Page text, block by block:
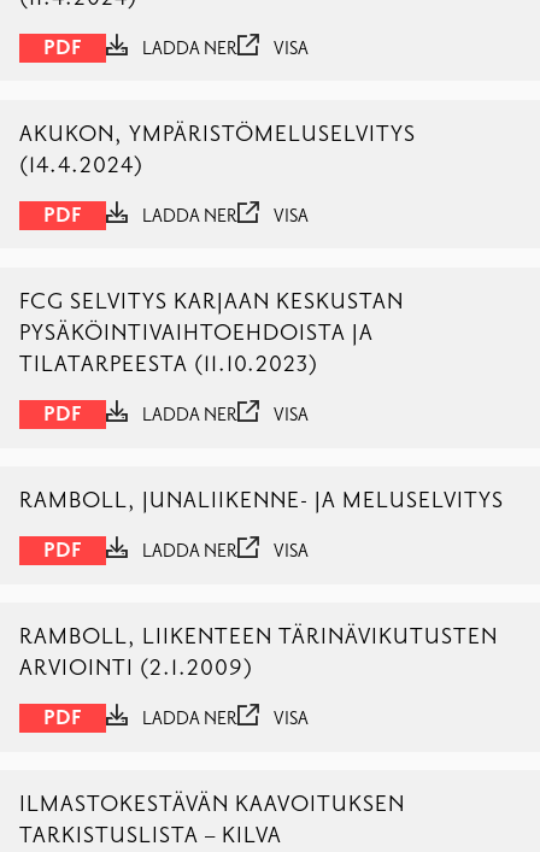
PDF LADDA NER VISA
AKUKON, YMPÄRISTÖMELUSELVITYS
(14.4.2024)
PDF LADDA NER VISA
FCG SELVITYS KARJAAN KESKUSTAN
PYSÄKÖINTIVAIHTOEHDOISTA JA
TILATARPEESTA (11.10.2023)
PDF LADDA NER VISA
RAMBOLL, JUNALIIKENNE- JA MELUSELVITYS
PDF LADDA NER VISA
RAMBOLL, LIIKENTEEN TÄRINÄVIKUTUSTEN
ARVIOINTI (2.1.2009)
PDF LADDA NER VISA
ILMASTOKESTÄVÄN KAAVOITUKSEN
TARKISTUSLISTA – KILVA